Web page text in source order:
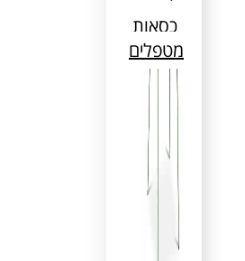
כסאות
מטפלים